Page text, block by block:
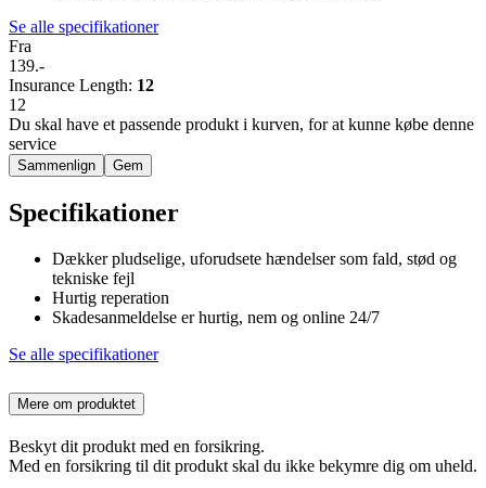
Se alle specifikationer
Fra
139.-
Insurance Length: 12
12
Du skal have et passende produkt i kurven, for at kunne købe denne
service
Sammenlign Gem
Specifikationer
Dækker pludselige, uforudsete hændelser som fald, stød og
tekniske fejl
Hurtig reperation
Skadesanmeldelse er hurtig, nem og online 24/7
Se alle specifikationer
Mere om produktet
Beskyt dit produkt med en forsikring.
Med en forsikring til dit produkt skal du ikke bekymre dig om uheld.